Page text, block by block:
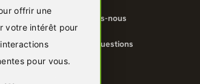
offrir une
votre intérêt pour
pour vous.
Qui sommes-nous
Foire aux questions